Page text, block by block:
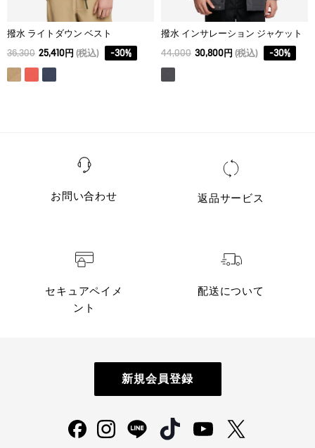
撥水 ライトダウン ベスト
36,300 25,410円 (税込) -30%
撥水 インサレーション ジャケット
44,000 30,800円 (税込) -30%
お問い合わせ 返品サービス
セキュアペイメ
ント
配送について
新規会員登録